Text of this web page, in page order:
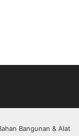
Bangunan & Alat